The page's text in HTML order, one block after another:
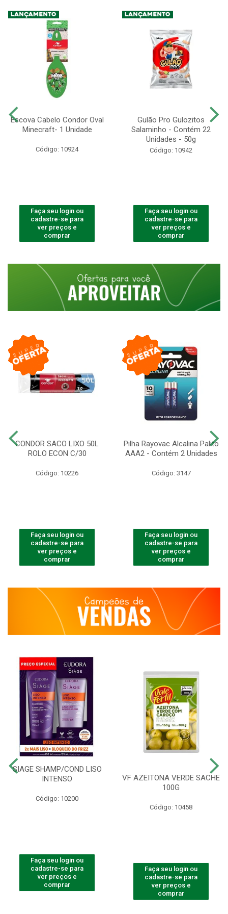
Escova Cabelo Condor Oval
Minecraft- 1 Unidade
Código: 10924
Faça seu login ou
cadastre-se para
ver preços e
comprar
Gulão Pro Gulozitos
Salaminho - Contém 22
Unidades - 50g
Código: 10942
Faça seu login ou
cadastre-se para
ver preços e
comprar
CONDOR SACO LIXO 50L
ROLO ECON C/30
Código: 10226
Faça seu login ou
cadastre-se para
ver preços e
comprar
Pilha Rayovac Alcalina Palito
AAA2 - Contém 2 Unidades
Código: 3147
Faça seu login ou
cadastre-se para
ver preços e
comprar
SIAGE SHAMP/COND LISO
INTENSO
Código: 10200
Faça seu login ou
cadastre-se para
ver preços e
comprar
VF AZEITONA VERDE SACHE
100G
Código: 10458
Faça seu login ou
cadastre-se para
ver preços e
comprar